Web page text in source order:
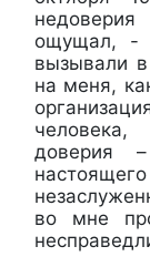
ощущал, -
вызывали
на меня,
человека,
доверия
во мне